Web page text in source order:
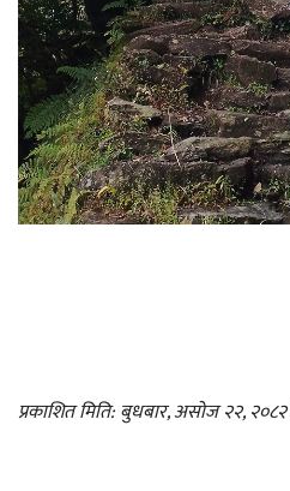
प्रकाशित मिति: बुधबार, असोज २२, २०८२